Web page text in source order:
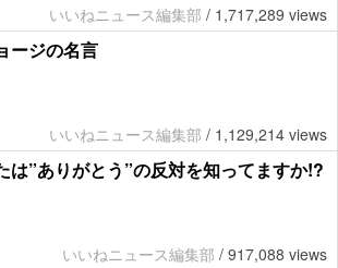
いいねニュース編集部 / 1,717,289 views
ージの名言
いいねニュース編集部 / 1,129,214 views
は”ありがとう”の反対を知ってますか!?
いいねニュース編集部 / 917,088 views